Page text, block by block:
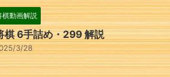
棋動画解説
棋 6手詰め・299 解説
3/28